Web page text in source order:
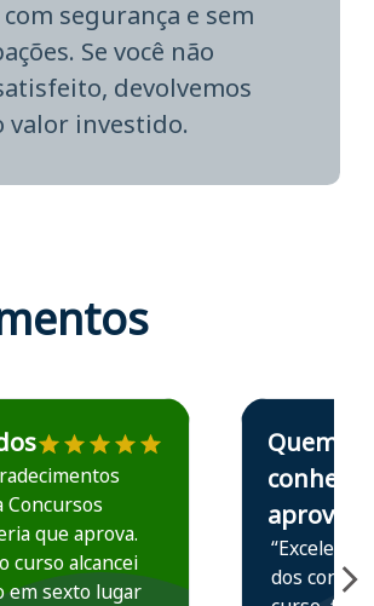
segurança e sem
Se você não
devolvemos
valor investido.
recomenda o Aprova Concursos em
Concursos
que aprova.
curso alcancei
em sexto lugar
Estudante Elais
Quem
conhece,
aprova
“Excelente
dos